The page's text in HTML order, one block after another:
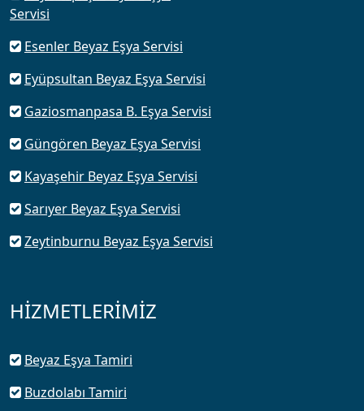
Servisi
Esenler Beyaz Eşya Servisi
Eyüpsultan Beyaz Eşya Servisi
Gaziosmanpasa B. Eşya Servisi
Güngören Beyaz Eşya Servisi
Kayaşehir Beyaz Eşya Servisi
Sarıyer Beyaz Eşya Servisi
Zeytinburnu Beyaz Eşya Servisi
HİZMETLERİMİZ
Beyaz Eşya Tamiri
Buzdolabı Tamiri